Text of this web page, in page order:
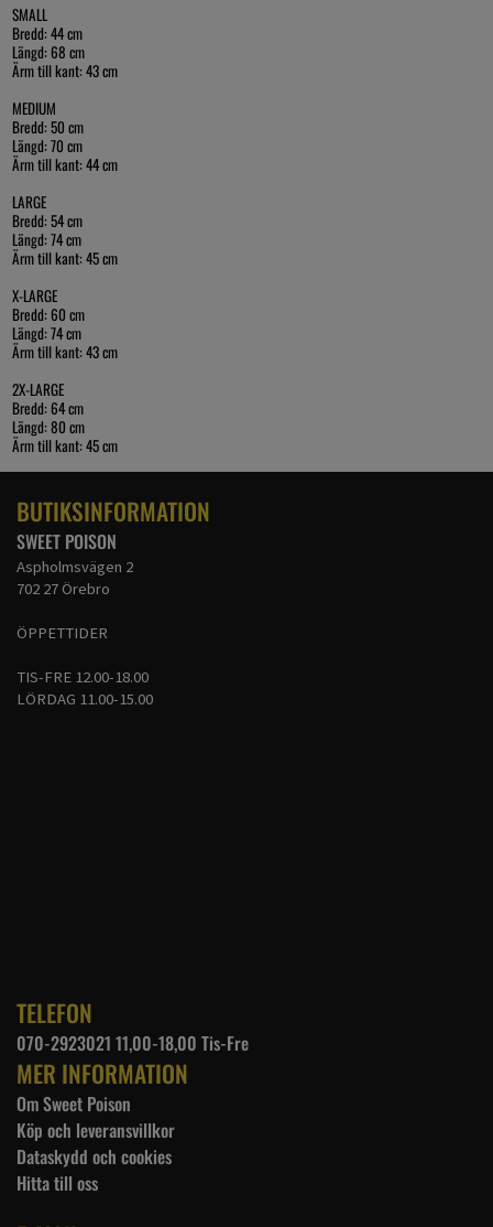
SMALL
Bredd: 44 cm
Längd: 68 cm
Ärm till kant: 43 cm
MEDIUM
Bredd: 50 cm
Längd: 70 cm
Ärm till kant: 44 cm
LARGE
Bredd: 54 cm
Längd: 74 cm
Ärm till kant: 45 cm
X-LARGE
Bredd: 60 cm
Längd: 74 cm
Ärm till kant: 43 cm
2X-LARGE
Bredd: 64 cm
Längd: 80 cm
Ärm till kant: 45 cm
BUTIKSINFORMATION
SWEET POISON
Aspholmsvägen 2
702 27 Örebro
ÖPPETTIDER
TIS-FRE 12.00-18.00
LÖRDAG 11.00-15.00
TELEFON
070-2923021 11,00-18,00 Tis-Fre
MER INFORMATION
Om Sweet Poison
Köp och leveransvillkor
Dataskydd och cookies
Hitta till oss